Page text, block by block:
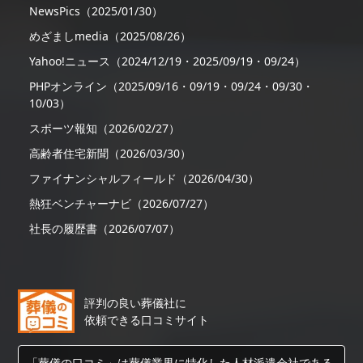
NewsPics（2025/01/30）
めざましmedia（2025/08/26）
Yahoo!ニュース（2024/12/19・2025/09/19・09/24）
PHPオンライン（2025/09/16・09/19・09/24・09/30・
10/03）
スポーツ報知（2026/02/27）
高齢者住宅新聞（2026/03/30）
ファイナンシャルフィールド（2026/04/30）
熱狂ベンチャーナビ（2026/07/27）
社長の履歴書（2026/07/07）
評判の良い葬儀社に
依頼できる口コミサイト